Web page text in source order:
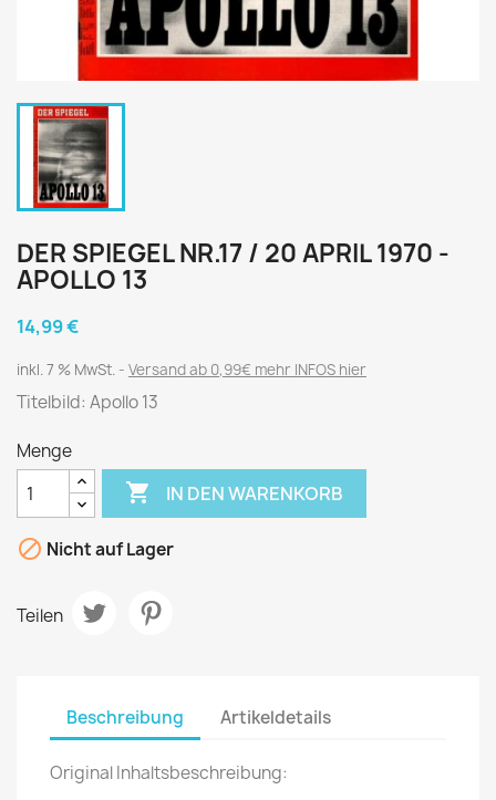
DER SPIEGEL NR.17 / 20 APRIL 1970 -
APOLLO 13
14,99 €
inkl. 7 % MwSt. Versand ab 0,99€ mehr INFOS hier
Titelbild: Apollo 13
Menge
 IN DEN WARENKORB
 Nicht auf Lager
Teilen
Beschreibung Artikeldetails
Original Inhaltsbeschreibung: